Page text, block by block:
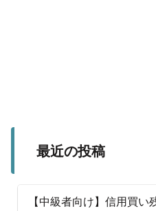
最近の投稿
【中級者向け】信用買